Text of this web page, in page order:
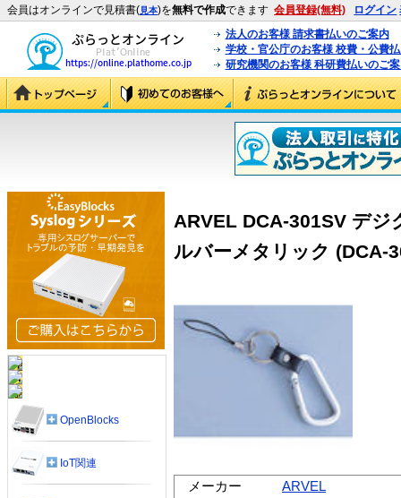
会員はオンラインで見積書(見本)を無料で作成できます 会員登録(無料) ログイン
法人のお客様 請求書払いのご案内
学校・官公庁のお客様 校費・公費
研究機関のお客様 科研費払いのご
ARVEL DCA-301SV デ
ルバーメタリック (DCA-
メーカー
ARVEL
OpenBlocks
IoT関連